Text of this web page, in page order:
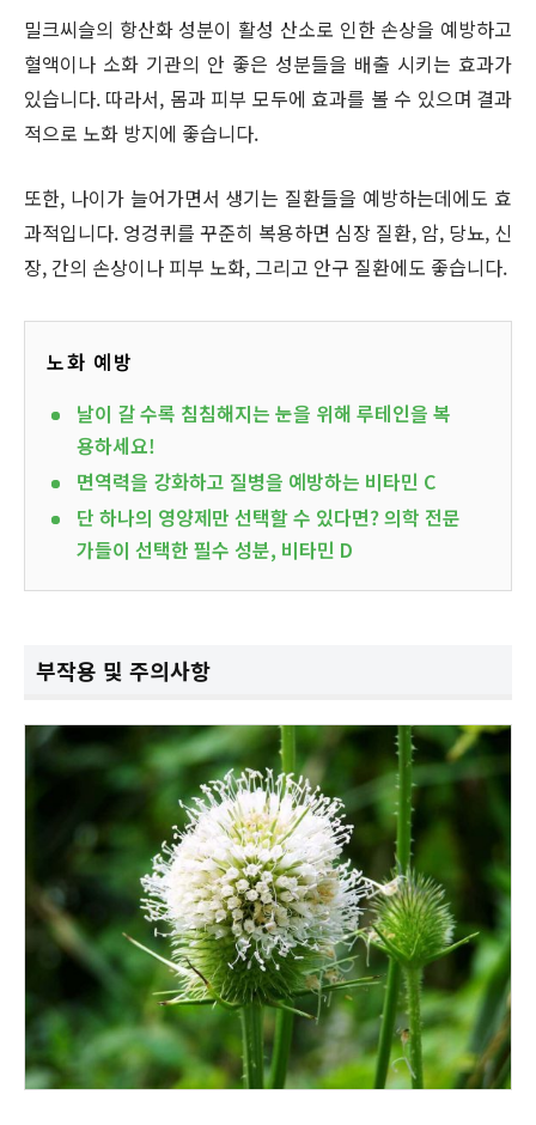
밀크씨슬의 항산화 성분이 활성 산소로 인한 손상을 예방하고
혈액이나 소화 기관의 안 좋은 성분들을 배출 시키는 효과가
있습니다. 따라서, 몸과 피부 모두에 효과를 볼 수 있으며 결과
적으로 노화 방지에 좋습니다.
또한, 나이가 늘어가면서 생기는 질환들을 예방하는데에도 효
과적입니다. 엉겅퀴를 꾸준히 복용하면 심장 질환, 암, 당뇨, 신
장, 간의 손상이나 피부 노화, 그리고 안구 질환에도 좋습니다.
노화 예방
날이 갈 수록 침침해지는 눈을 위해 루테인을 복
용하세요!
면역력을 강화하고 질병을 예방하는 비타민 C
단 하나의 영양제만 선택할 수 있다면? 의학 전문
가들이 선택한 필수 성분, 비타민 D
부작용 및 주의사항